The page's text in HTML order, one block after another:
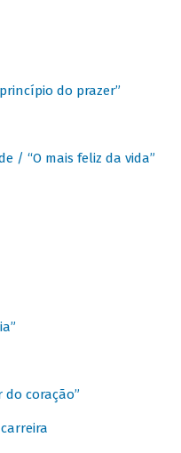
do prazer”
/ “O mais feliz da vida”
do coração”